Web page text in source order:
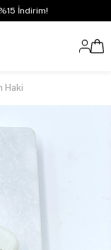
İndirim!
Haki